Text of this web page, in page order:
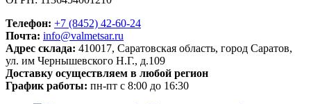
Телефон: +7 (8452) 42-60-24
Почта: info@valmetsar.ru
Адрес склада: 410017, Саратовская область, город Саратов,
ул. им Чернышевского Н.Г., д.109
Доставку осуществляем в любой регион
График работы: пн-пт с 8:00 до 16:30